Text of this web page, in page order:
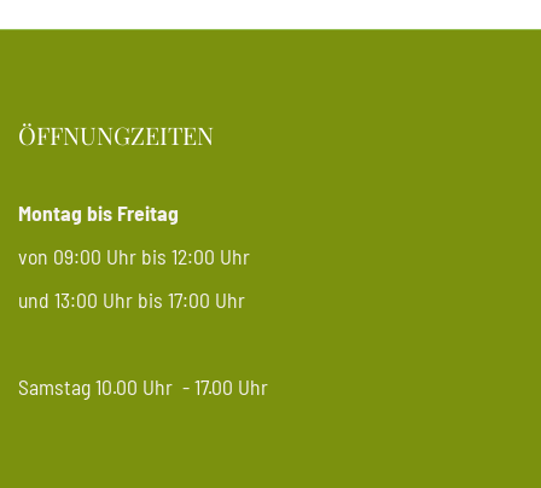
ÖFFNUNGZEITEN
Montag bis Freitag
von 09:00 Uhr bis 12:00 Uhr
und 13:00 Uhr bis 17:00 Uhr
Samstag 10.00 Uhr - 17.00 Uhr